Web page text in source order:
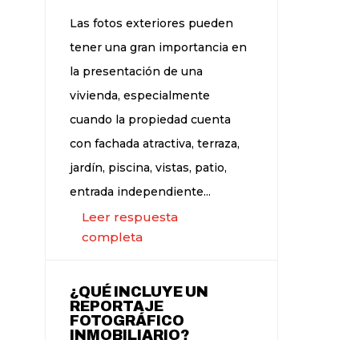
Las fotos exteriores pueden
tener una gran importancia en
la presentación de una
vivienda, especialmente
cuando la propiedad cuenta
con fachada atractiva, terraza,
jardín, piscina, vistas, patio,
entrada independiente...
Leer respuesta
completa
¿QUÉ INCLUYE UN
REPORTAJE
FOTOGRÁFICO
INMOBILIARIO?